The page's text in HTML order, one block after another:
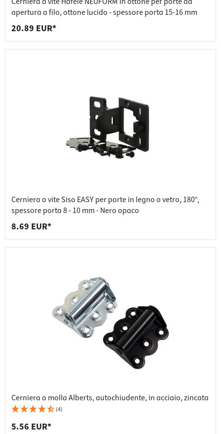
apertura a filo, ottone lucido - spessore porta 15-16 mm
20.89 EUR*
Cerniera a vite Siso EASY per porte in legno o vetro, 180°,
spessore porta 8 - 10 mm - Nero opaco
8.69 EUR*
Cerniera a molla Alberts, autochiudente, in acciaio, zincata
(4)
5.56 EUR*